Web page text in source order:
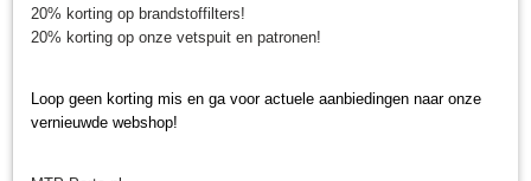
20% korting op brandstoffilters!
20% korting op onze vetspuit en patronen!
Loop geen korting mis en ga voor actuele aanbiedingen naar onze
vernieuwde webshop!